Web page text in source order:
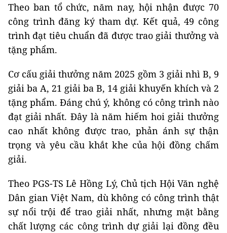
Theo ban tổ chức, năm nay, hội nhận được 70
công trình đăng ký tham dự. Kết quả, 49 công
trình đạt tiêu chuẩn đã được trao giải thưởng và
tặng phẩm.
Cơ cấu giải thưởng năm 2025 gồm 3 giải nhì B, 9
giải ba A, 21 giải ba B, 14 giải khuyến khích và 2
tặng phẩm. Đáng chú ý, không có công trình nào
đạt giải nhất. Đây là năm hiếm hoi giải thưởng
cao nhất không được trao, phản ánh sự thận
trọng và yêu cầu khắt khe của hội đồng chấm
giải.
Theo PGS-TS Lê Hồng Lý, Chủ tịch Hội Văn nghệ
Dân gian Việt Nam, dù không có công trình thật
sự nổi trội để trao giải nhất, nhưng mặt bằng
chất lượng các công trình dự giải lại đồng đều